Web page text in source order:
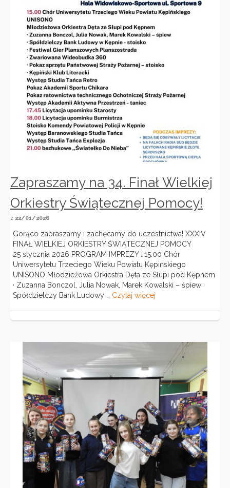
Zapraszamy na 34. Finał Wielkiej
Orkiestry Świątecznej Pomocy!
z 22/01/2026
Gorąco zapraszamy i zachęcamy do uczestnictwa! XXXIV
FINAŁ WIELKIEJ ORKIESTRY ŚWIĄTECZNEJ POMOCY
25 stycznia 2026 PROGRAM IMPREZY : 15.00 Chór
Uniwersytetu Trzeciego Wieku Powiatu Kępińskiego
UNISONO Młodzieżowa Orkiestra Dęta ze Słupi pod Kępnem
· Zuzanna Bonczol, Julia Nowak, Marek Kowalski – śpiew ·
Spółdzielczy Bank Ludowy … Czytaj więcej